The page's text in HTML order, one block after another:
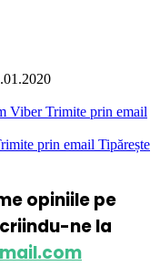
Viber Trimite prin email
prin email Tipărește
opiniile pe
ne la